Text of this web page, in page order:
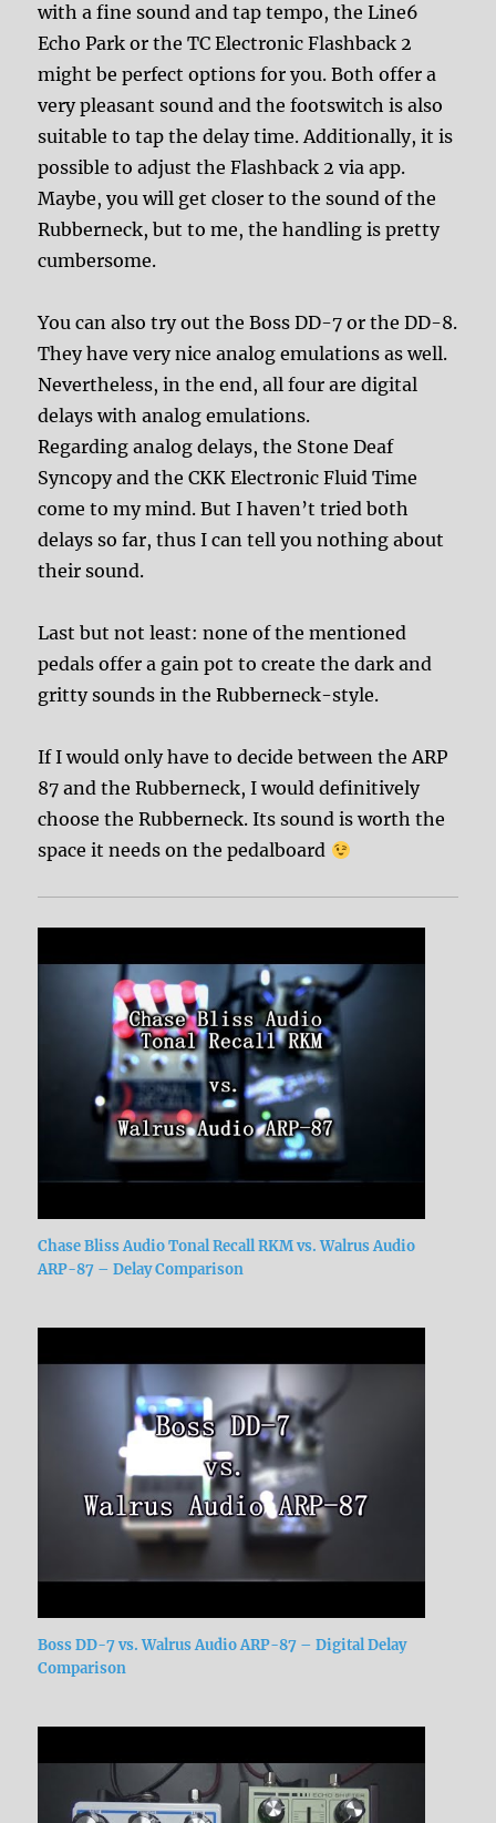
with a fine sound and tap tempo, the Line6
Echo Park or the TC Electronic Flashback 2
might be perfect options for you. Both offer a
very pleasant sound and the footswitch is also
suitable to tap the delay time. Additionally, it is
possible to adjust the Flashback 2 via app.
Maybe, you will get closer to the sound of the
Rubberneck, but to me, the handling is pretty
cumbersome.
You can also try out the Boss DD-7 or the DD-8.
They have very nice analog emulations as well.
Nevertheless, in the end, all four are digital
delays with analog emulations.
Regarding analog delays, the Stone Deaf
Syncopy and the CKK Electronic Fluid Time
come to my mind. But I haven’t tried both
delays so far, thus I can tell you nothing about
their sound.
Last but not least: none of the mentioned
pedals offer a gain pot to create the dark and
gritty sounds in the Rubberneck-style.
If I would only have to decide between the ARP
87 and the Rubberneck, I would definitively
choose the Rubberneck. Its sound is worth the
space it needs on the pedalboard
Chase Bliss Audio Tonal Recall RKM vs. Walrus Audio
ARP-87 – Delay Comparison
Boss DD-7 vs. Walrus Audio ARP-87 – Digital Delay
Comparison